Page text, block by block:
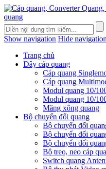
Show navigation Hide navigation
Trang chủ
Dây cáp quang
Cáp quang
Cáp quang
Modul quang 10/
Modul quang 10/
Măng xông quang
Bộ chuyển đổi quang
Bộ chuyển đổi
Bộ chuyển đổi
Bộ chuyển đổi
Bộ treo, neo cáp
Switch quang